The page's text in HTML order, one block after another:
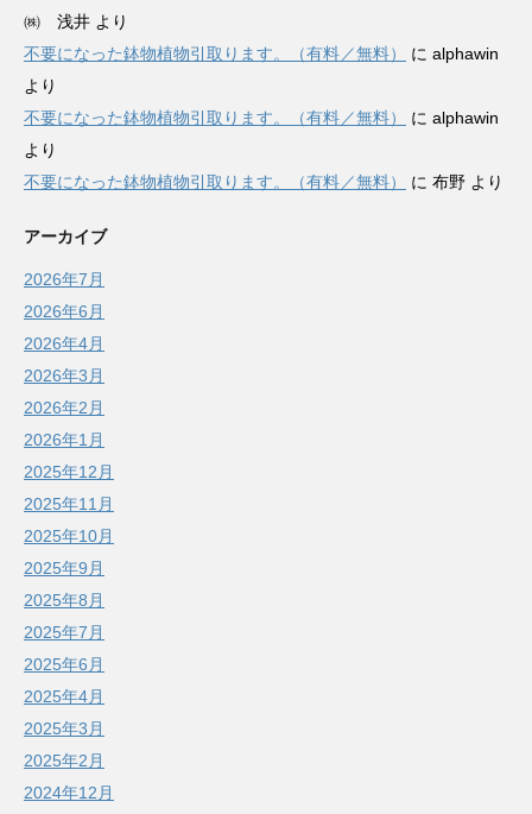
㈱ 浅井 より
不要になった鉢物植物引取ります。（有料／無料）
に alphawin
より
不要になった鉢物植物引取ります。（有料／無料）
に alphawin
より
不要になった鉢物植物引取ります。（有料／無料）
に 布野 より
アーカイブ
2026年7月
2026年6月
2026年4月
2026年3月
2026年2月
2026年1月
2025年12月
2025年11月
2025年10月
2025年9月
2025年8月
2025年7月
2025年6月
2025年4月
2025年3月
2025年2月
2024年12月